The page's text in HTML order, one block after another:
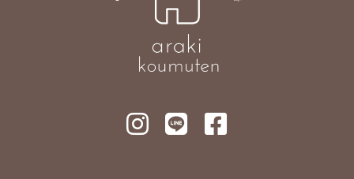
群馬県渋川市渋川2710
Tel 0279-24-1181